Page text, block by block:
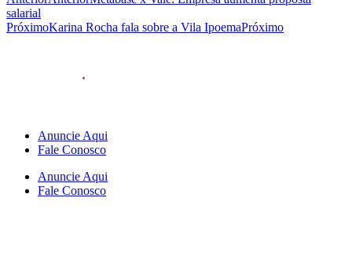
salarial
PróximoKarina Rocha fala sobre a Vila IpoemaPróximo
Anuncie Aqui
Fale Conosco
Anuncie Aqui
Fale Conosco